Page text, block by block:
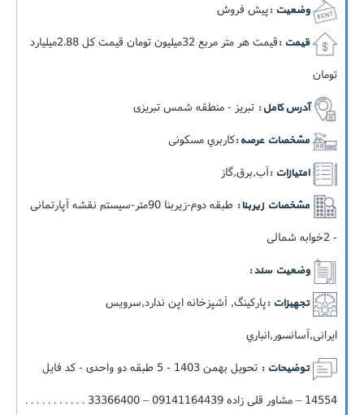
وضعیت :پیش فروش
قیمت :
قيمت هر متر مربع 32ميليون تومان قيمت کل 2.88ميليارد
تومان
آدرس کامل : تبریز - منطقه شمس تبریزی
مشخصات عرصه :کاربري مسکونی
امتیازات :آب,برق,گاز
مشخصات زیربنا :
طبقه دوم-زيربنا 90متر-سيستم نقشه آپارتمانی
- 2خوابه شمالی
وضعیت سند :
تجهیزات :پارکینگ, آشپزخانه اپن ندارد,سرویس
ایرانی,آسانسور,انباري
توضیحات :
تحویل بهمن 1403 - 5 طبقه دو واحدی - کد فایل
14554 – مشاور قلی زاده 09141164439 – 33366400 . . . . . . . . . . .